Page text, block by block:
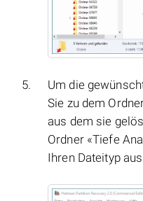
Um die
Sie zu dem
aus dem sie
Ordner «Tiefe
Ihren Dateityp aus.